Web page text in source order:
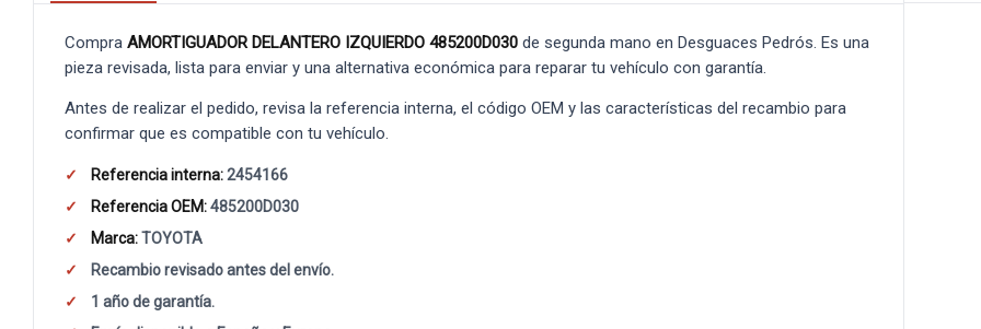
Compra AMORTIGUADOR DELANTERO IZQUIERDO 485200D030 de segunda mano en Desguaces Pedrós. Es una
pieza revisada, lista para enviar y una alternativa económica para reparar tu vehículo con garantía.
Antes de realizar el pedido, revisa la referencia interna, el código OEM y las características del recambio para
confirmar que es compatible con tu vehículo.
Referencia interna:2454166
Referencia OEM:485200D030
Marca:TOYOTA
Recambio revisado antes del envío.
1 año de garantía.